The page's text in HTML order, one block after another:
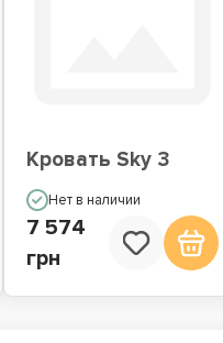
Кровать Sky 3
Нет в наличии
7 574
грн